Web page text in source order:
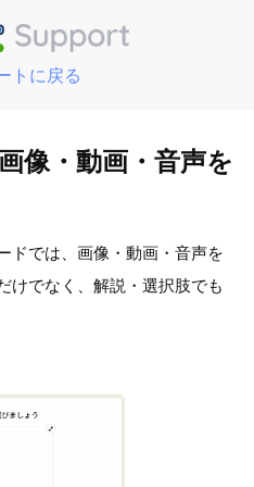
トに戻る
像・動画・音声を
ドでは、画像・動画・音声を
けでなく、解説・選択肢でも